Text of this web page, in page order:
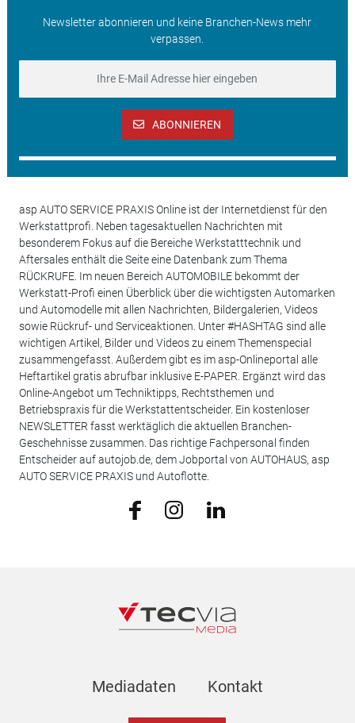
Newsletter abonnieren und keine Branchen-News mehr
verpassen.
ABONNIEREN
asp AUTO SERVICE PRAXIS Online ist der Internetdienst für den
Werkstattprofi. Neben tagesaktuellen Nachrichten mit
besonderem Fokus auf die Bereiche Werkstatttechnik und
Aftersales enthält die Seite eine Datenbank zum Thema
RÜCKRUFE. Im neuen Bereich AUTOMOBILE bekommt der
Werkstatt-Profi einen Überblick über die wichtigsten Automarken
und Automodelle mit allen Nachrichten, Bildergalerien, Videos
sowie Rückruf- und Serviceaktionen. Unter #HASHTAG sind alle
wichtigen Artikel, Bilder und Videos zu einem Themenspecial
zusammengefasst. Außerdem gibt es im asp-Onlineportal alle
Heftartikel gratis abrufbar inklusive E-PAPER. Ergänzt wird das
Online-Angebot um Techniktipps, Rechtsthemen und
Betriebspraxis für die Werkstattentscheider. Ein kostenloser
NEWSLETTER fasst werktäglich die aktuellen Branchen-
Geschehnisse zusammen. Das richtige Fachpersonal finden
Entscheider auf autojob.de, dem Jobportal von AUTOHAUS, asp
AUTO SERVICE PRAXIS und Autoflotte.
Mediadaten Kontakt